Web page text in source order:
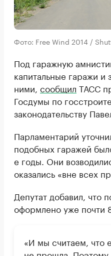
Фото: Free Wind 2014 /
Под гаражную
капитальные гаражи и
ними, сообщил ТАСС
Госдумы по
законодательству
Парламентарий
подобных гаражей
е годы. Они
оказались «вне всех
Депутат добавил, что
оформлено уже почти
«И мы считаем, что